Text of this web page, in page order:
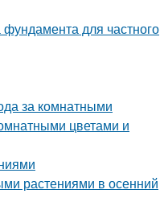
для частного
за комнатными
цветами и
растениями в осенний